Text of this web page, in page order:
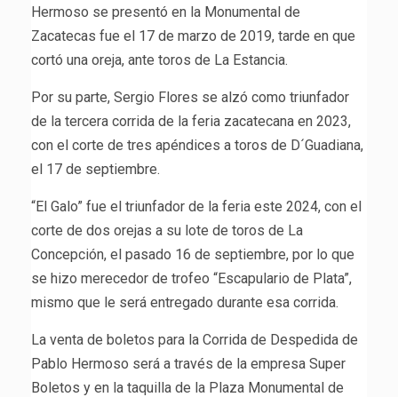
Hermoso se presentó en la Monumental de
Zacatecas fue el 17 de marzo de 2019, tarde en que
cortó una oreja, ante toros de La Estancia.
Por su parte, Sergio Flores se alzó como triunfador
de la tercera corrida de la feria zacatecana en 2023,
con el corte de tres apéndices a toros de D´Guadiana,
el 17 de septiembre.
“El Galo” fue el triunfador de la feria este 2024, con el
corte de dos orejas a su lote de toros de La
Concepción, el pasado 16 de septiembre, por lo que
se hizo merecedor de trofeo “Escapulario de Plata”,
mismo que le será entregado durante esa corrida.
La venta de boletos para la Corrida de Despedida de
Pablo Hermoso será a través de la empresa Super
Boletos y en la taquilla de la Plaza Monumental de